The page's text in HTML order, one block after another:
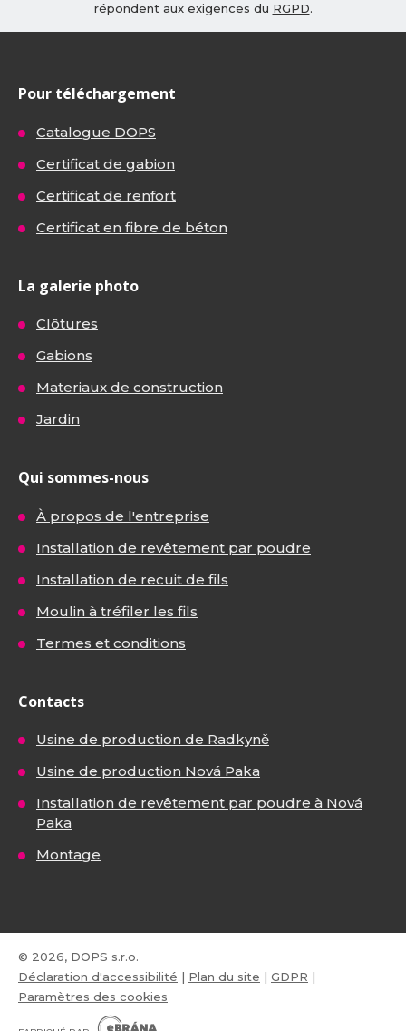
répondent aux exigences du RGPD.
Pour téléchargement
Catalogue DOPS
Certificat de gabion
Certificat de renfort
Certificat en fibre de béton
La galerie photo
Clôtures
Gabions
Materiaux de construction
Jardin
Qui sommes-nous
À propos de l'entreprise
Installation de revêtement par poudre
Installation de recuit de fils
Moulin à tréfiler les fils
Termes et conditions
Contacts
Usine de production de Radkyně
Usine de production Nová Paka
Installation de revêtement par poudre à Nová
Paka
Montage
© 2026, DOPS s.r.o.
Déclaration d'accessibilité | Plan du site | GDPR |
Paramètres des cookies